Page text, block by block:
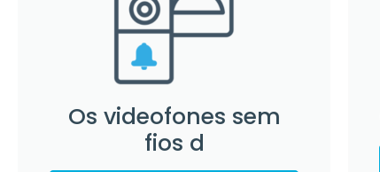
Os videofones sem
fios d